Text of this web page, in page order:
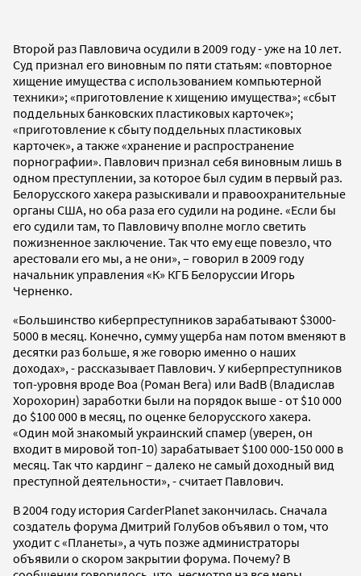
Второй раз Павловича осудили в 2009 году - уже на 10 лет.
Суд признал его виновным по пяти статьям: «повторное
хищение имущества с использованием компьютерной
техники»; «приготовление к хищению имущества»; «сбыт
поддельных банковских пластиковых карточек»;
«приготовление к сбыту поддельных пластиковых
карточек», а также «хранение и распространение
порнографии». Павлович признал себя виновным лишь в
одном преступлении, за которое был судим в первый раз.
Белорусского хакера разыскивали и правоохранительные
органы США, но оба раза его судили на родине. «Если бы
его судили там, то Павловичу вполне могло светить
пожизненное заключение. Так что ему еще повезло, что
арестовали его мы, а не они», – говорил в 2009 году
начальник управления «К» КГБ Белоруссии Игорь
Черненко.
«Большинство киберпреступников зарабатывают $3000-
5000 в месяц. Конечно, сумму ущерба нам потом вменяют в
десятки раз больше, я же говорю именно о наших
доходах», - рассказывает Павлович. У киберпреступников
топ-уровня вроде Boa (Роман Вега) или BadB (Владислав
Хорохорин) заработки были на порядок выше - от $10 000
до $100 000 в месяц, по оценке белорусского хакера.
«Один мой знакомый украинский спамер (уверен, он
входит в мировой топ-10) зарабатывает $100 000-150 000 в
месяц. Так что кардинг – далеко не самый доходный вид
преступной деятельности», - считает Павлович.
В 2004 году история CarderPlanet закончилась. Сначала
создатель форума Дмитрий Голубов объявил о том, что
уходит с «Планеты», а чуть позже администраторы
объявили о скором закрытии форума. Почему? В